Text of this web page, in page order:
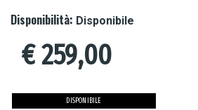
Disponibilità: Disponibile
€259,00
DISPONIBILE